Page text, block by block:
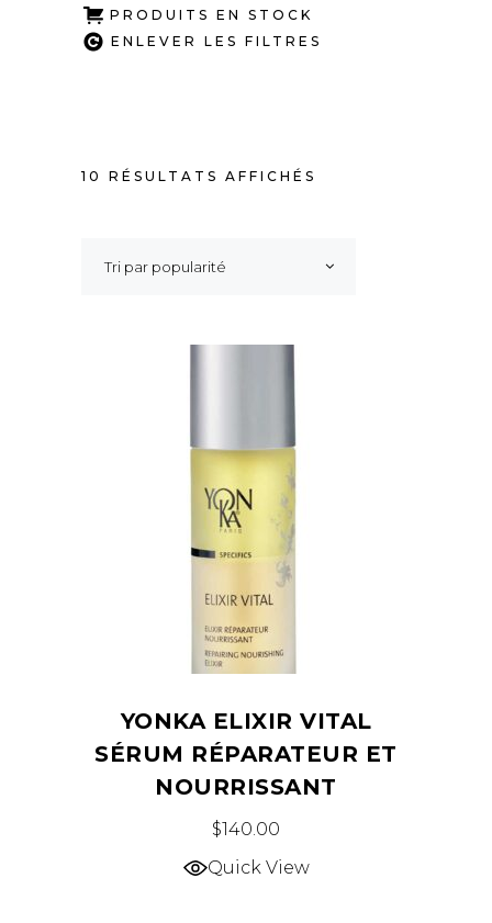
10 RÉSULTATS AFFICHÉS
Tri par popularité
YONKA ELIXIR VITAL
SÉRUM RÉPARATEUR ET
NOURRISSANT
$140.00
Quick View
PRODUITS EN STOCK
ENLEVER LES FILTRES